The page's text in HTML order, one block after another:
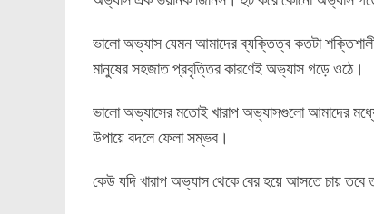
ভালো অভ্যাস যেমন আমাদের ব্যক্তিত্ব কতটা
মানুষের সহজাত প্রবৃত্তির কারণেই অভ্যাস গড়ে ওঠে।
ভালো অভ্যাসের মতোই খারাপ অভ্যাসগুলো আমাদের
উপায়ে বদলে ফেলা সম্ভব।
কেউ যদি খারাপ অভ্যাস থেকে বের হয়ে আসতে চায় তবে